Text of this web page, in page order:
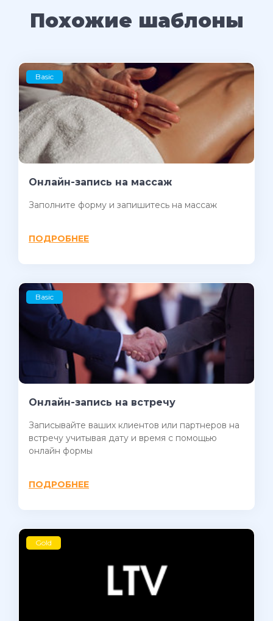
Похожие шаблоны
Basic
Онлайн-запись на массаж
Заполните форму и запишитесь на массаж
ПОДРОБНЕЕ
Basic
Онлайн-запись на встречу
Записывайте ваших клиентов или партнеров на
встречу учитывая дату и время с помощью
онлайн формы
ПОДРОБНЕЕ
Gold